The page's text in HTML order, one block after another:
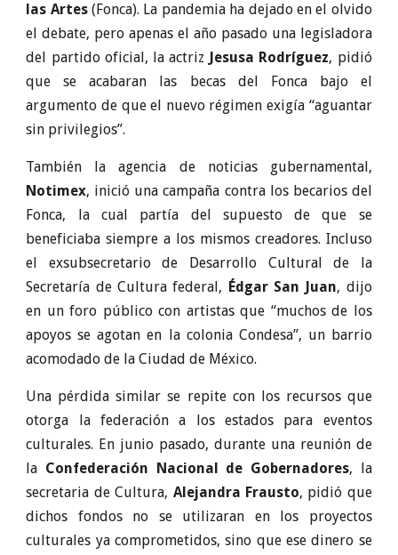
las Artes(Fonca). La pandemia ha dejado en el olvido
el debate, pero apenas el año pasado una legisladora
del partido oficial, la actriz Jesusa Rodríguez, pidió
que se acabaran las becas del Fonca bajo el
argumento de que el nuevo régimen exigía “aguantar
sin privilegios”.
También la agencia de noticias gubernamental,
Notimex, inició una campaña contra los becarios del
Fonca, la cual partía del supuesto de que se
beneficiaba siempre a los mismos creadores. Incluso
el exsubsecretario de Desarrollo Cultural de la
Secretaría de Cultura federal, Édgar San Juan, dijo
en un foro público con artistas que “muchos de los
apoyos se agotan en la colonia Condesa”, un barrio
acomodado de la Ciudad de México.
Una pérdida similar se repite con los recursos que
otorga la federación a los estados para eventos
culturales. En junio pasado, durante una reunión de
la Confederación Nacional de Gobernadores, la
secretaria de Cultura, Alejandra Frausto, pidió que
dichos fondos no se utilizaran en los proyectos
culturales ya comprometidos, sino que ese dinero se